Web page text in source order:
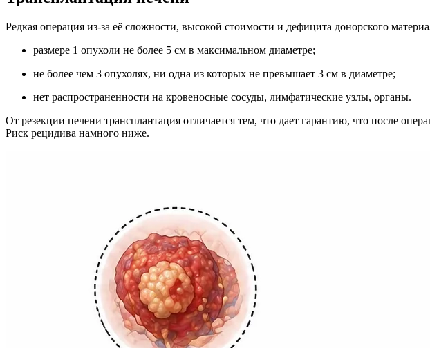
Редкая операция из-за её сложности, высокой стоимости и дефицита донорского
размере 1 опухоли не более 5 см в максимальном диаметре;
не более чем 3 опухолях, ни одна из которых не превышает 3 см в диаметре;
нет распространенности на кровеносные сосуды, лимфатические узлы, органы.
От резекции печени трансплантация отличается тем, что дает гарантию, что после
Риск рецидива намного ниже.